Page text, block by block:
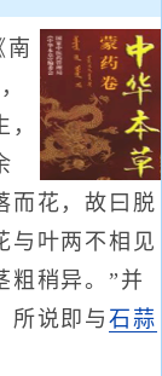
南
，
而花，故曰脱
与叶两不相见
粗稍异。”并
所说即与 石蒜